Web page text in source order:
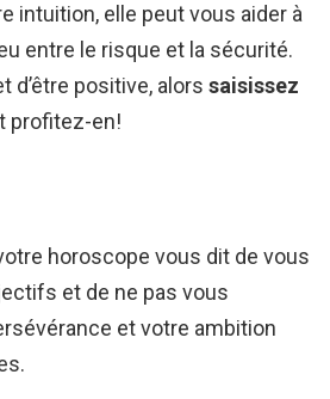
intuition, elle peut vous aider à
entre le risque et la sécurité.
d’être positive, alors saisissez
profitez-en!
horoscope vous dit de vous
et de ne pas vous
et votre ambition